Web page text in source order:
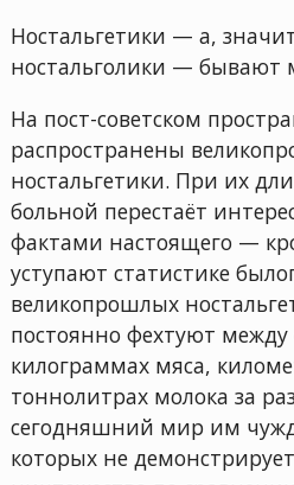
Ностальгетики — а,
ностальголики — бывают
На пост-советском
распространены
ностальгетики. При их
больной перестаёт
фактами настоящего —
уступают статистике
великопрошлых
постоянно фехтуют между
килограммах мяса,
тоннолитрах молока за
сегодняшний мир им чужд
которых не